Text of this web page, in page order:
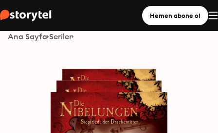
Hemen abone ol
Ana Sayfa Seriler